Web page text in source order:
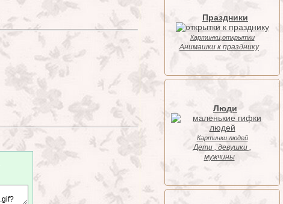
Праздники
Картинки,открытки
Анимашки к празднику
Люди
Картинки людей
Дети , девушки ,
мужчины